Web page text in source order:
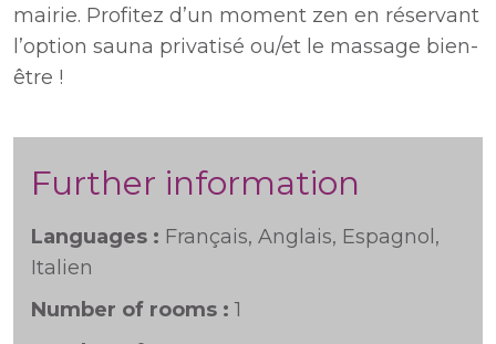
mairie. Profitez d’un moment zen en réservant
l’option sauna privatisé ou/et le massage bien-
être !
Further information
Languages : Français, Anglais, Espagnol,
Italien
Number of rooms : 1